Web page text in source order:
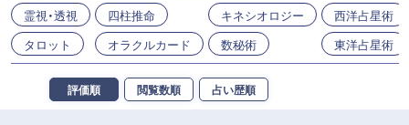
霊視・透視
タロット
四柱推命
オラクルカード
キネシオロジー
数秘術
西洋占星術
東洋占星術
評価順 閲覧数順 占い歴順